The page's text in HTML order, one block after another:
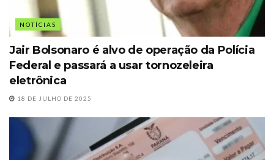
NOTÍCIAS
Jair Bolsonaro é alvo de operação da Polícia
Federal e passará a usar tornozeleira
eletrônica
18 DE JULHO DE 2025